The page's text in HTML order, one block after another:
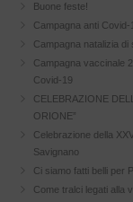
Buone feste!
Campagna anti Covid-
Campagna natalizia di
Campagna vaccinale
Covid-19
CELEBRAZIONE
ORIONE”
Celebrazione della
Savignano
Ci siamo fatti belli per
Come tralci legati alla